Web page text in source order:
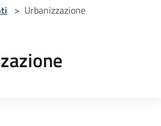
> Urbanizzazione